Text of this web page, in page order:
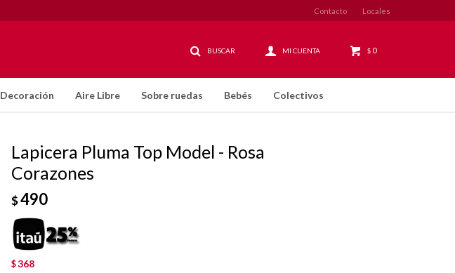
Decoración Aire Libre Sobre ruedas Bebés Colectivos
$ 0
Contacto Locales
Lapicera Pluma Top Model - Rosa
Corazones
$490
$368